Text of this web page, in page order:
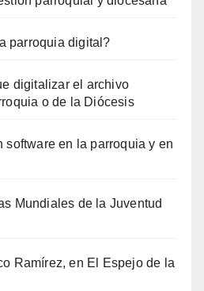
parroquia digital?
digitalizar el archivo
o de la Diócesis
software en la parroquia y en
Mundiales de la Juventud
Ramírez, en El Espejo de la